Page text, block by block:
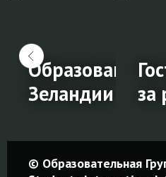
за
Образование
Зеландии
Образование
за
© Образовательная